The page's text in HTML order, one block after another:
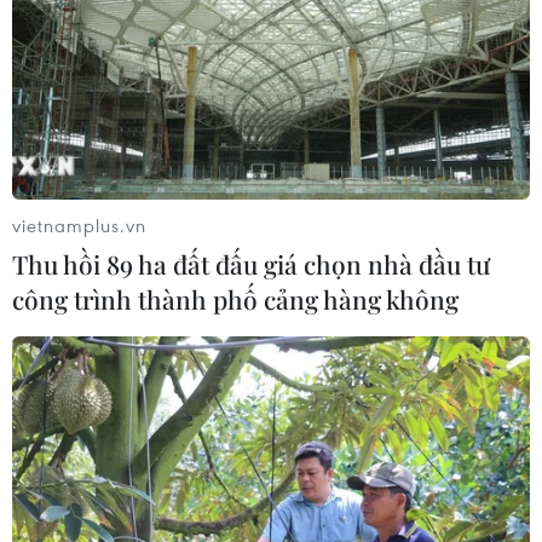
Chủ tịch Liên đoàn Bóng đá thế giới
chịu sức ép chưa từng có
06/08/2026 04:12
Futsal Việt Nam bất bại sau trận hòa
khó tin trước chủ nhà Thái Lan
06/08/2026 02:38
Toàn cảnh ASEAN Cup: Thái
Lan "thắng như chẻ tre", thách thức
tuyển Việt Nam
05/08/2026 07:15
Nhận định Philippines vs
vietnamplus.vn
Thu hồi 89 ha đất đấu giá chọn nhà đầu tư
công trình thành phố cảng hàng không